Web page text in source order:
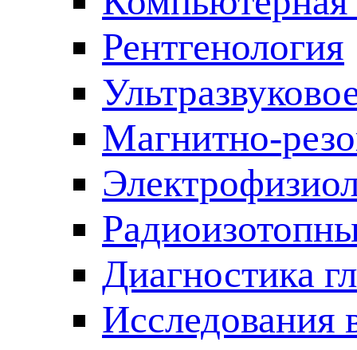
Рентгенология
Магнитно-
Диагностика
Исследования